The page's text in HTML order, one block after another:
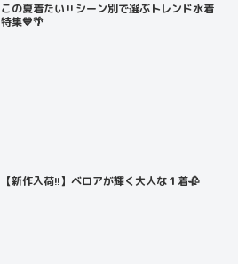
この夏着たい‼️シーン別で選ぶトレンド水着
特集💙🌴
【新作入荷!!】ベロアが輝く大人な１着🥀